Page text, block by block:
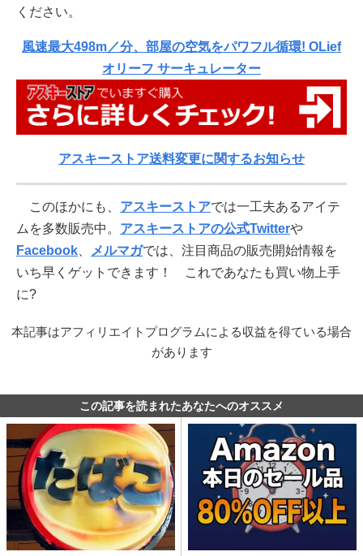
ください。
風速最大498m／分、部屋の空気をパワフル循環! OLief
オリーフ サーキュレーター
アスキーストア送料変更に関するお知らせ
このほかにも、 アスキーストアでは一工夫あるアイテ
ムを多数販売中。 アスキーストアの公式Twitterや
Facebook
メルマガでは、注目商品の販売開始情報を
いち早くゲットできます！ これであなたも買い物上手
に?
本記事はアフィリエイトプログラムによる収益を得ている場合
があります
この記事を読まれたあなたへのオススメ